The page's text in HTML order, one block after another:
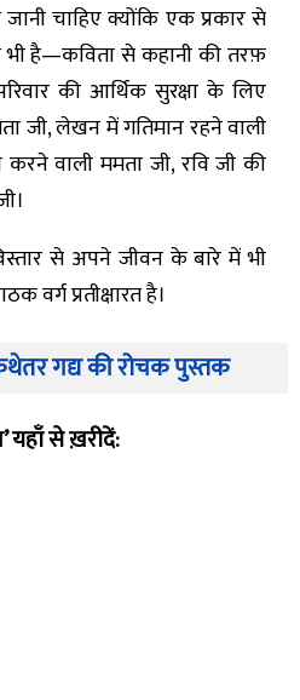
चाहिए क्योंकि एक प्रकार से
है—कविता से कहानी की तरफ़
की आर्थिक सुरक्षा के लिए
जी, लेखन में गतिमान रहने वाली
वाली ममता जी, रवि जी की
से अपने जीवन के बारे में भी
वर्ग प्रतीक्षारत है।
गद्य की रोचक पुस्तक
यहाँ से ख़रीदें: